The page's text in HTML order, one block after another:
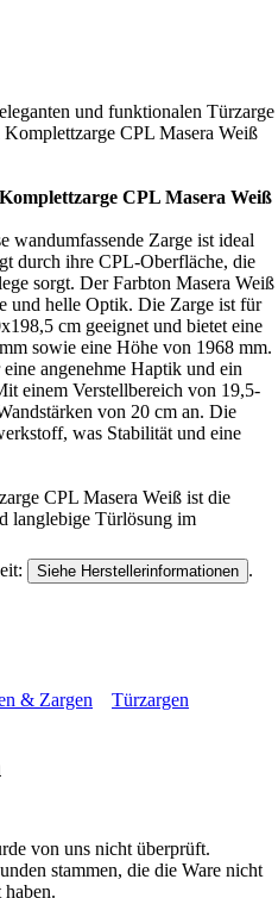
und funktionalen Türzarge
CPL Masera Weiß
CPL Masera Weiß
wandumfassende Zarge ist ideal
durch ihre CPL-Oberfläche, die
sorgt. Der Farbton Masera Weiß
und helle Optik. Die Zarge ist für
cm geeignet und bietet eine
sowie eine Höhe von 1968 mm.
angenehme Haptik und ein
einem Verstellbereich von 19,5-
von 20 cm an. Die
was Stabilität und eine
CPL Masera Weiß ist die
langlebige Türlösung im
Siehe Herstellerinformationen .
& Zargen
Türzargen
von uns nicht überprüft.
stammen, die die Ware nicht